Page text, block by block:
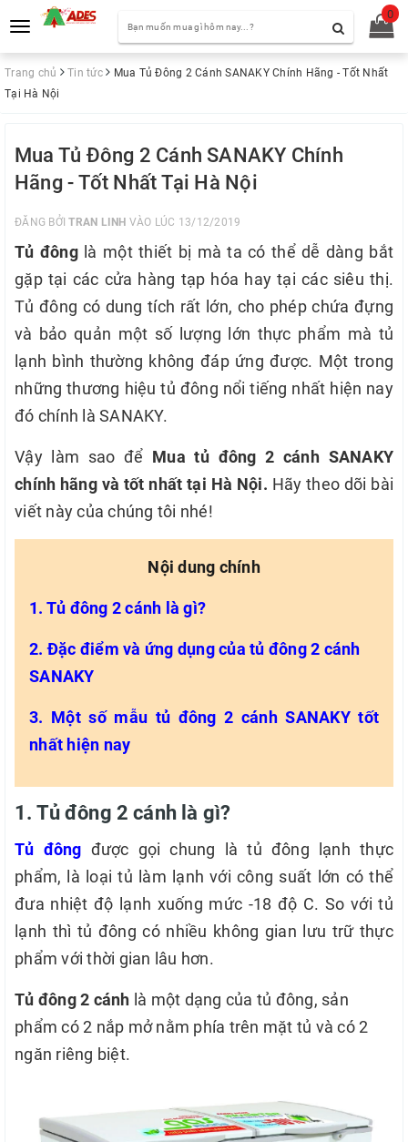
Toggle
navigation
0
Trang chủ Tin tức
Mua Tủ Đông 2 Cánh SANAKY Chính Hãng - Tốt Nhất
Tại Hà Nội
Mua Tủ Đông 2 Cánh SANAKY Chính
Hãng - Tốt Nhất Tại Hà Nội
ĐĂNG BỞITRAN LINH VÀO LÚC 13/12/2019
Tủ đônglà một thiết bị mà ta có thể dễ dàng bắt
gặp tại các cửa hàng tạp hóa hay tại các siêu thị.
Tủ đông có dung tích rất lớn, cho phép chứa đựng
và bảo quản một số lượng lớn thực phẩm mà tủ
lạnh bình thường không đáp ứng được. Một trong
những thương hiệu tủ đông nổi tiếng nhất hiện nay
đó chính là SANAKY.
Vậy làm sao để Mua tủ đông 2 cánh SANAKY
chính hãng và tốt nhất tại Hà Nội. Hãy theo dõi bài
viết này của chúng tôi nhé!
Nội dung chính
1. Tủ đông 2 cánh là gì?
2. Đặc điểm và ứng dụng của tủ đông 2 cánh
SANAKY
3. Một số mẫu tủ đông 2 cánh SANAKY tốt
nhất hiện nay
1. Tủ đông 2 cánh là gì?
Tủ đông được gọi chung là tủ đông lạnh thực
phẩm,
là loại tủ làm lạnh với công suất lớn có thể
đưa nhiệt độ lạnh xuống mức -18 độ C. So với tủ
lạnh thì tủ đông có nhiều không gian lưu trữ thực
phẩm với thời gian lâu hơn.
Tủ đông 2 cánh là một dạng của tủ đông, sản
phẩm có 2 nắp mở nằm phía trên mặt tủ và có 2
ngăn riêng biệt.